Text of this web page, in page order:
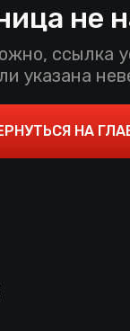
не
ссылка
указана
НА